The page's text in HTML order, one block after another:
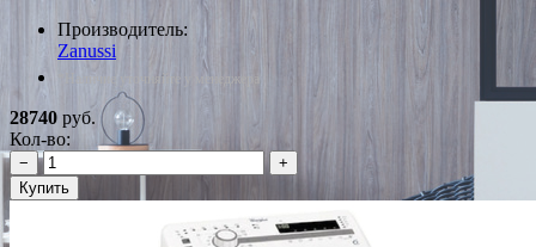
Производитель:
Zanussi
*Наличие уточняйте у менеджера
28740 руб.
Кол-во:
−
+
Купить